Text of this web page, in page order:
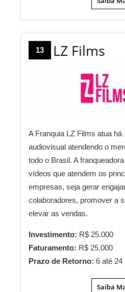
13 LZ Films
A Franquia LZ Films atua
audiovisual atendendo o
todo o Brasil. A
vídeos que atendem os
empresas, seja gerar
colaboradores, promover a
elevar as vendas.
Investimento: R$ 25.000
Faturamento: R$ 25.000
Prazo de Retorno: 6 até 24
Saiba